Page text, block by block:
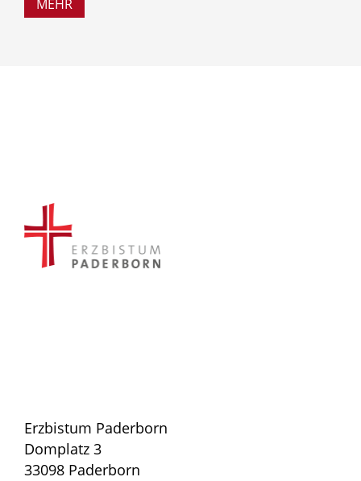
MEHR
Erzbistum Paderborn
Domplatz 3
33098 Paderborn